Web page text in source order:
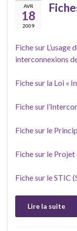
AVR
18
2009
Fiche sur L’usage
interconnexions
Fiche sur la Loi «
Fiche sur
Fiche sur le
Fiche sur le
Fiche sur le STIC
Lire la suite